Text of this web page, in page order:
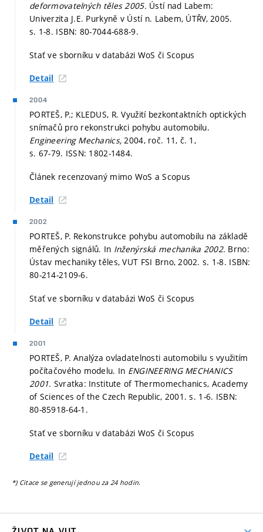
deformovatelných těles 2005. Ústí nad Labem:
Univerzita J.E. Purkyně v Ústí n. Labem, ÚTŘV, 2005.
s. 1-8. ISBN: 80-7044-688-9.
Stať ve sborníku v databázi WoS či Scopus
Detail
2004
PORTEŠ, P.; KLEDUS, R. Využití bezkontaktních optických
snímačů pro rekonstrukci pohybu automobilu.
Engineering Mechanics,2004, roč. 11, č. 1,
s. 67-79. ISSN: 1802-1484.
Článek recenzovaný mimo WoS a Scopus
Detail
2002
PORTEŠ, P. Rekonstrukce pohybu automobilu na základě
měřených signálů. In Inženýrská mechanika 2002. Brno:
Ústav mechaniky těles, VUT FSI Brno, 2002.s. 1-8. ISBN:
80-214-2109-6.
Stať ve sborníku v databázi WoS či Scopus
Detail
2001
PORTEŠ, P. Analýza ovladatelnosti automobilu s využitím
počítačového modelu. In ENGINEERING MECHANICS
2001. Svratka: Institute of Thermomechanics, Academy
of Sciences of the Czech Republic, 2001.s. 1-6. ISBN:
80-85918-64-1.
Stať ve sborníku v databázi WoS či Scopus
Detail
*) Citace se generují jednou za 24 hodin.